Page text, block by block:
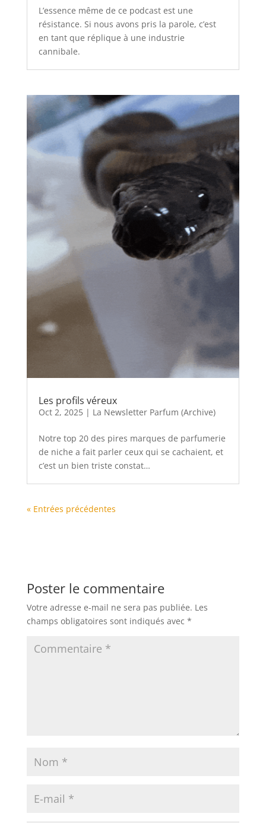
L’essence même de ce podcast est une
résistance. Si nous avons pris la parole, c’est
en tant que réplique à une industrie
cannibale.
Les profils véreux
Oct 2, 2025| La Newsletter Parfum (Archive)
Notre top 20 des pires marques de parfumerie
de niche a fait parler ceux qui se cachaient, et
c’est un bien triste constat…
« Entrées précédentes
Poster le commentaire
Votre adresse e-mail ne sera pas publiée. Les
champs obligatoires sont indiqués avec *